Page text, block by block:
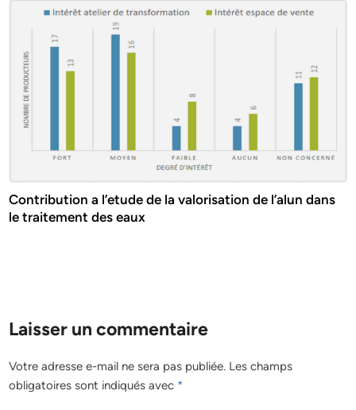
Contribution a l’etude de la valorisation de l’alun dans
le traitement des eaux
Laisser un commentaire
Votre adresse e-mail ne sera pas publiée. Les champs
obligatoires sont indiqués avec *